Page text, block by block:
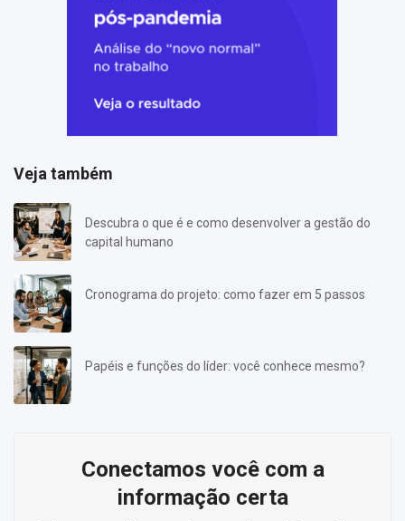
Veja também
Descubra o que é e como desenvolver a gestão do
capital humano
Cronograma do projeto: como fazer em 5 passos
Papéis e funções do líder: você conhece mesmo?
Conectamos você com a
informação certa